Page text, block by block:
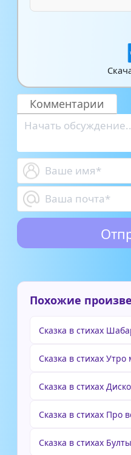
Комментарии
Похожие
Сказка в стихах
Сказка в стихах Утро
Сказка в стихах
Сказка в стихах Про
Сказка в стихах